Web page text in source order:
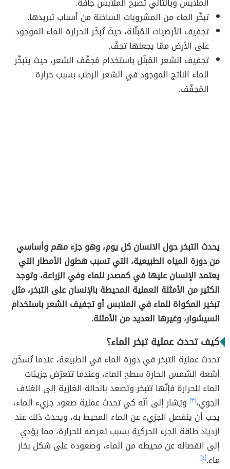
تبخّر الماء من المشروبات الساخنة من أسباب تبريدها.
تجفيف الأرضيات المُبلّلة، حيثُ تُبخّر الحرارة الماء الموجود
على الأرض ممّا يجعلها تجفّ.
تجفيف الشعر المُبلّل باستخدام مُجفّف الشعر، حيث يتبخّر
الماء الناتج الموجود في الشعر الرطب بسبب حرارة
المُجفّف.
يحدث التبخر حول الانسان كل يوم، وهو جزء مهم وأساسي
من دورة المياه الطبيعية، التي تسبب هطول الأمطار التي
يعتمد الإنسان عليها في كمصدر للماء وفي الزراعة، وتوجد
الكثير من الأمثلة العملية المحيطة بالإنسان على التبخر، مثل
تبخير المكواة للماء في الملابس أو تجفيف الشعر باستخدام
السيشوار، وغيرها العديد من الأمثلة.
كيف تحدث عملية تبخر الماء؟
تحدث عملية التبخر في دورة الماء في الطبيعة، عندما تُسخّن
أشعة الشمس الحارة سطح الماء، وعندما تتعرّض جزيئات
الماء للحرارة فإنّها تتبخر وتصعد بالحالة الغازية إلى الغلاف
الجوي،[٣]
ويُشار إلى أنّه كي تحدث عملية صعود جزيء الماء،
يجب أن ينفصل الجزيء عن الماء المحيط به، ويحدث ذلك عند
ازدياد طاقة الجزء الحركية بسبب تعرضه للحرارة، مما يؤدي
إلى انفصاله عن محيطه من الماء، وصعوده على شكل بخار
ماء.[٤]